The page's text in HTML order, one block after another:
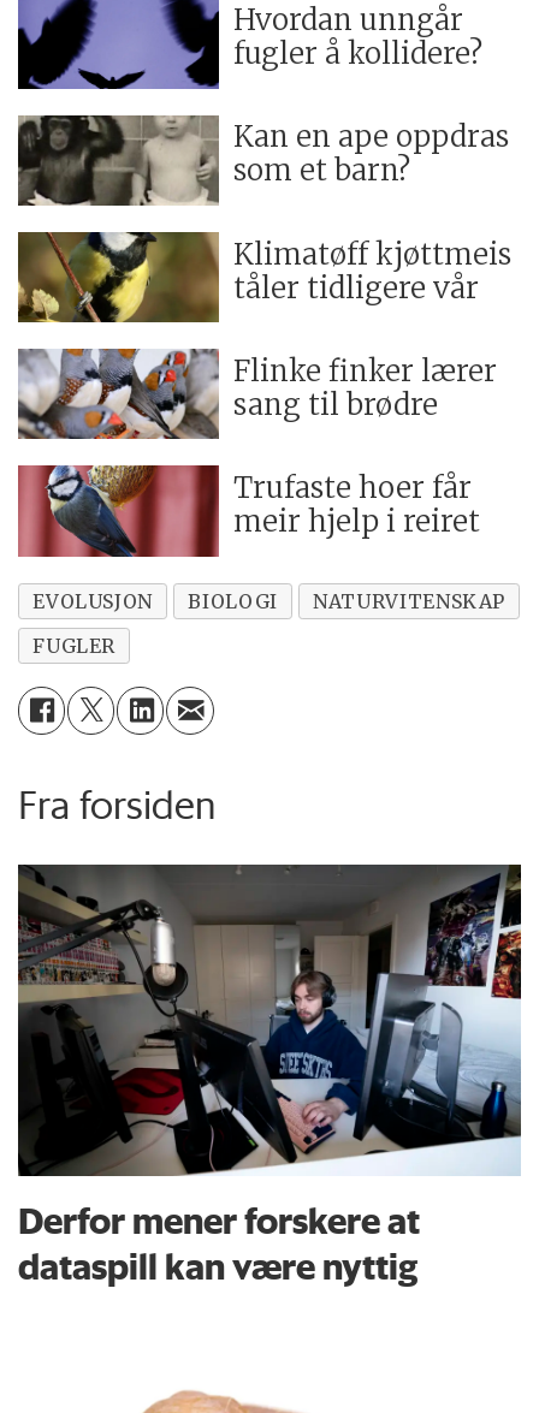
Hvordan unngår
fugler å kollidere?
Kan en ape oppdras
som et barn?
Klimatøff kjøttmeis
tåler tidligere vår
Flinke finker lærer
sang til brødre
Trufaste hoer får
meir hjelp i reiret
EVOLUSJON BIOLOGI
NATURVITENSKAP
FUGLER
Fra forsiden
Derfor mener forskere at
dataspill kan være nyttig